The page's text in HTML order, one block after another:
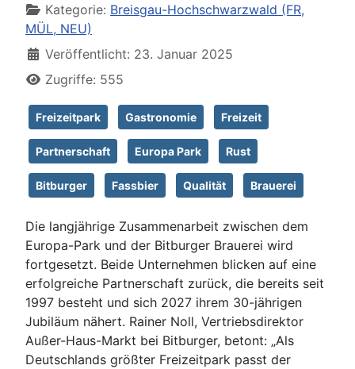
Kategorie: Breisgau-Hochschwarzwald (FR,
MÜL, NEU)
Veröffentlicht: 23. Januar 2025
Zugriffe: 555
Freizeitpark Gastronomie Freizeit
Partnerschaft Europa Park Rust
Bitburger Fassbier Qualität Brauerei
Die langjährige Zusammenarbeit zwischen dem
Europa-Park und der Bitburger Brauerei wird
fortgesetzt. Beide Unternehmen blicken auf eine
erfolgreiche Partnerschaft zurück, die bereits seit
1997 besteht und sich 2027 ihrem 30-jährigen
Jubiläum nähert. Rainer Noll, Vertriebsdirektor
Außer-Haus-Markt bei Bitburger, betont: „Als
Deutschlands größter Freizeitpark passt der